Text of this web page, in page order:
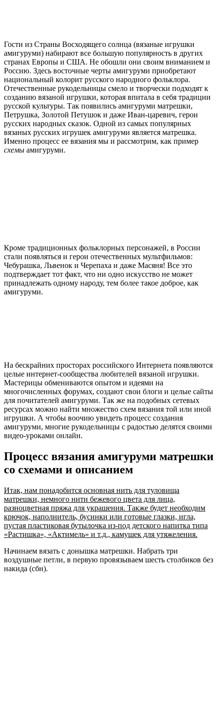
Гости из Страны Восходящего солнца (вязаные игрушки
амигуруми) набирают все большую популярность в других
странах Европы и США. Не обошли они своим вниманием и
Россию. Здесь восточные черты амигуруми приобретают
национальный колорит русского народного фольклора.
Отечественные рукодельницы смело и творчески подходят к
созданию вязаной игрушки, которая впитала в себя традиции
русской культуры. Так появились амигуруми матрешки,
Петрушка, Золотой Петушок и даже Иван-царевич, герои
русских народных сказок. Одной из самых популярных
вязаных русских игрушек амигуруми является матрешка.
Именно процесс ее вязания мы и рассмотрим, как пример
схемы амигуруми.
Кроме традиционных фольклорных персонажей, в России
стали появляться и герои отечественных мультфильмов:
Чебурашка, Львенок и Черепаха и даже Масяня! Все это
подтверждает тот факт, что ни одно искусство не может
принадлежать одному народу, тем более такое доброе, как
амигуруми.
На бескрайних просторах российского Интернета появляются
целые интернет-сообщества любителей вязаной игрушки.
Мастерицы обмениваются опытом и идеями на
многочисленных форумах, создают свои блоги и целые сайты
для почитателей амигуруми. Так же на подобных сетевых
ресурсах можно найти множество схем вязания той или иной
игрушки. А чтобы воочию увидеть процесс создания
амигуруми, многие рукодельницы с радостью делятся своими
видео-уроками онлайн.
Процесс вязания амигуруми матрешки
со схемами и описанием
Итак, нам понадобится основная нить для туловища
матрешки, немного нити бежевого цвета для лица,
разноцветная пряжа для украшения. Также будет необходим
крючок, наполнитель, бусинки или готовые глазки, игла,
пустая пластиковая бутылочка из-под детского напитка типа
«Растишка», «Актимель» и т.д., камушек для утяжеления.
Начинаем вязать с донышка матрешки. Набрать три
воздушные петли, в первую провязываем шесть столбиков без
накида (сбн).